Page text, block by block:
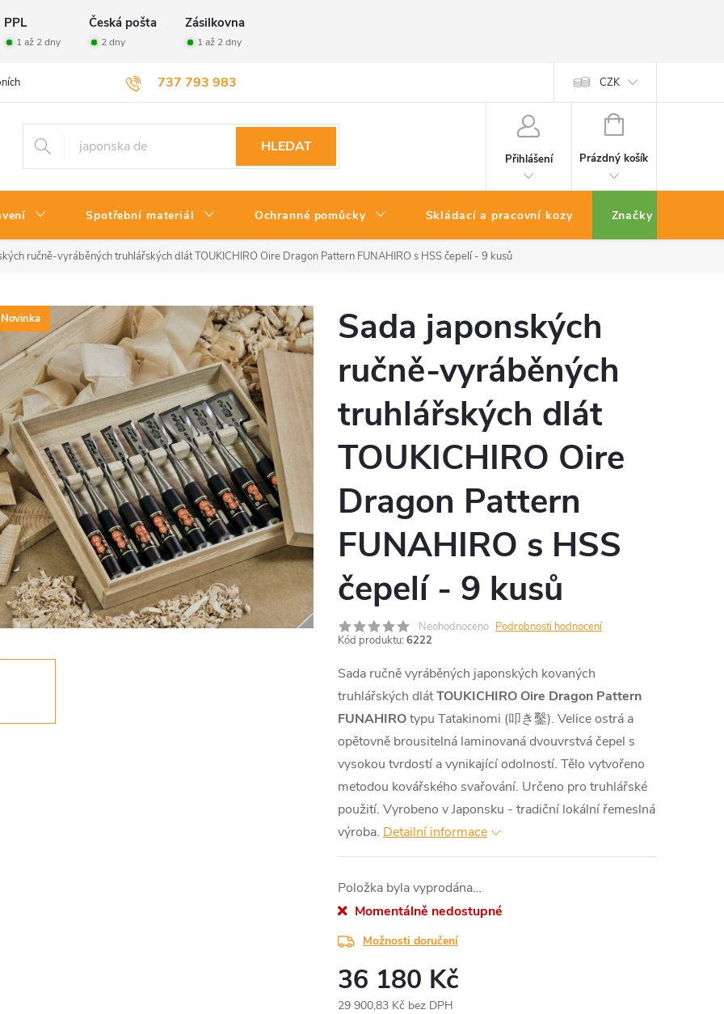
PPL Česká pošta Zásilkovna
1 až 2 dny 2 dny 1 až 2 dny
737 793 983
údajů Velkoobchod Vrácení zboží CZK
HLEDAT
Přihlášení
NÁKUPNÍ
Prázdný košík
Spotřební materiál Ochranné pomůcky Skládací a pracovní kozy Značky
ručně-vyráběných truhlářských dlát TOUKICHIRO Oire Dragon Pattern FUNAHIRO s HSS čepelí - 9 kusů
Novinka
Sada japonských
ručně-vyráběných
truhlářských dlát
TOUKICHIRO Oire
Dragon Pattern
FUNAHIRO s HSS
čepelí - 9 kusů
Neohodnoceno Podrobnosti hodnocení
Kód produktu: 6222
Sada ručně vyráběných japonských kovaných
truhlářských dlátTOUKICHIRO Oire Dragon Pattern
FUNAHIROtypu Tatakinomi (叩き鑿). Velice ostrá a
opětovně brousitelná laminovaná dvouvrstvá čepel s
vysokou tvrdostí a vynikající odolností. Tělo vytvořeno
metodou kovářského svařování. Určeno pro truhlářské
použití. Vyrobeno v Japonsku - tradiční lokální řemeslná
výroba. Detailní informace
Položka byla vyprodána…
Momentálně nedostupné
Možnosti doručení
36 180 Kč
29 900,83 Kč bez DPH